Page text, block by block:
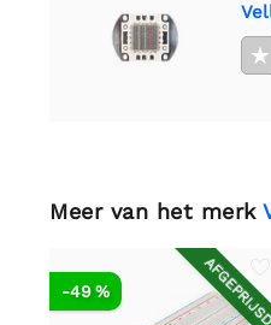
★
Meer van het merk
-49 %